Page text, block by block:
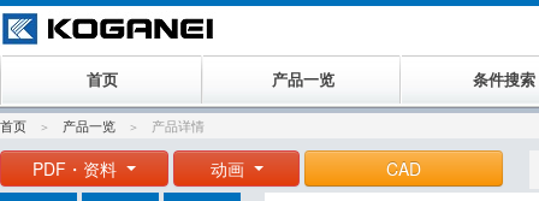
首页 产品一览 条件搜索
首页 产品一览 产品详情
PDF・资料 动画 CAD